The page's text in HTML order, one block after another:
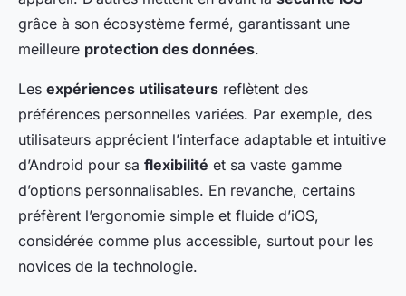
grâce à son écosystème fermé, garantissant une
meilleure protection des données.
Les expériences utilisateurs reflètent des
préférences personnelles variées. Par exemple, des
utilisateurs apprécient l’interface adaptable et intuitive
d’Android pour sa flexibilité et sa vaste gamme
d’options personnalisables. En revanche, certains
préfèrent l’ergonomie simple et fluide d’iOS,
considérée comme plus accessible, surtout pour les
novices de la technologie.